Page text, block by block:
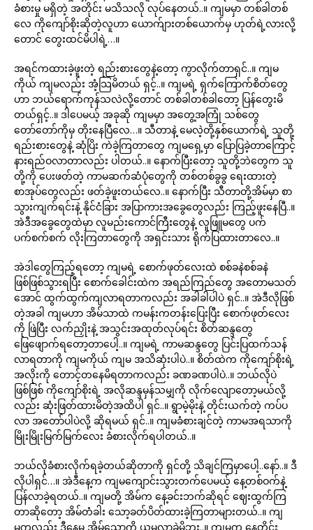
ခံစားမှု မရှိတဲ့ အတိုင်း မသိသလို လုပ်နေတယ်..။ ကျမမှာ တစ်ခါတစ်
လေ ကိုကျော်စိုးဆိုတဲ့လူဟာ ယောက်ျားတစ်ယောက်မှ ဟုတ်ရဲ့လားလို့
တောင် တွေးထင်မိပါရဲ့…။
အရင်ကထားခဲ့ဖူးတဲ့ ရည်းစားတွေနဲ့တော့ ကွာလိုက်တာရှင်..။ ကျမ
ကိုယ် ကျမလည်း အံ့သြမိတယ် ရှင့်..။ ကျမရဲ့ ရှက်ကြောက်စိတ်တွေ
ဟာ ဘယ်ရောက်ကုန်သလဲလို့တောင် တစ်ခါတစ်ခါတော့ ပြန်တွေးမိ
တယ်ရှင့်..။ ဒါပေမယ့် အခုဆို ကျမမှာ အတွေ့အကြုံ သစ်တွေ
တော်တော်ကိုမှ တိုးနေပြီလေ…။ သီတာနဲ့ မေလဲ့တို့နှစ်ယောက်ရဲ့ သူတို့
ရည်းစားတွေနဲ့ ဆုံပြိး ကဲခဲ့ကြတာတွေ ကျမရှေ့မှာ ပြောပြခဲ့တာကြောင့်
နားရည်ဝလာတာလည်း ပါတယ်..။ နောက်ပြီးတော့ သူတို့ဘဲတွေက သူ
တို့ကို ပေးဖတ်တဲ့ ကာမဆက်ဆံပုံတွေကို တစ်တစ်ခွခွ ရေးထားတဲ့
စာအုပ်တွေလည်း ဖတ်ခဲ့ဖူးတယ်လေ..။ နောက်ပြီး သီတာတို့အိမ်မှာ စာ
သွားကျက်ရင်းနဲ့ နိုင်ငံခြား အပြာကားအခွေတွေလည်း ကြည့်ဖူးနေပြီ..။
အဲဒီအခွေတွေထဲမှာ လူမည်းကောင်ကြီးတွေနဲ့ လူဖြူမတွေ ပက်
ပက်စက်စက် လိုးကြတာတွေကို အရှင်းသား ရိုက်ပြထားတာလေ..။
အဲဒါတွေကြည့်ရတော့ ကျမရဲ့ စောက်ဖုတ်လေးထဲ စစ်ခနဲစစ်ခနဲ
ဖြစ်ဖြစ်သွားရပြီး စောက်ခေါင်းထဲက အရည်ကြည်တွေ အတောမသတ်
အောင် ထွက်ထွက်ကျလာရတာကလည်း အခါခါပါပဲ ရှင်..။ အဲဒီလိုဖြစ်
တဲ့အခါ ကျမဟာ အိမ်သာထဲ ကမန်းကတန်းပြေးပြီး စောက်ဖုတ်လေး
ကို ဖြဲပြီး လက်ညှိုးနဲ့ အသွင်းအထုတ်လုပ်ရင်း စိတ်ဆန္ဒတွေ
ဖြေဖျောက်ရတော့တာပေါ့..။ ကျမရဲ့ ကာမဆန္ဒတွေ ပြင်းပြထက်သန်
လာရတာကို ကျမကိုယ် ကျမ အသိဆုံးပါပဲ..။ စိတ်ထဲက ကိုကျော်စိုးရဲ့
အလိုးကို တောင့်တနေမိရတာကလည်း ခဏခဏပါပဲ..။ ဘယ်လိုပဲ
ဖြစ်ဖြစ် ကိုကျော်စိုးရဲ့ အလိုဆန္ဒမှန်သမျှကို လိုက်လျောတော့မယ်လို့
လည်း ဆုံးဖြတ်ထားမိတဲ့အထိပါ ရှင်..။ ရွာမဲ့မိုးနဲ့ တိုင်းယက်တဲ့ ကပ်ပ
လာ အတော်ပါပဲလို့ ဆိုရမယ် ရှင်..။ ကျမခံစားချင်တဲ့ ကာမအရသာကို
မြိုးမြိုးမြက်မြက်လေး ခံစားလိုက်ရပါတယ်..။
ဘယ်လိုခံစားလိုက်ရခဲ့တယ်ဆိုတာကို ရှင်တို့ သိချင်ကြမှာပေါ့..နော်..။ ဒီ
လိုပါရှင်…။ အဲဒီနေ့က ကျမကျောင်းသွားတက်ပေမယ့် နေ့တစ်ဝက်နဲ့
ပြန်လာခဲ့ရတယ်..။ ကျမတို့ အိမ်က နေ့ခင်းဘက်ဆိုရင် ဈေးထွက်ကြ
တာဆိုတော့ အိမ်တံခါး သော့ခတ်ပိတ်ထားခဲ့ကြတာများတယ်..။ ကျ
မကလည်း ဒီနေ့မှ အိမ်သော့ကို ယူမလာခဲ့မိဘူး..။ ကျမက နေ့တိုင်း